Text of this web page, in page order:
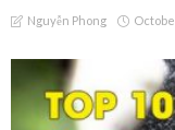
Nguyễn Phong